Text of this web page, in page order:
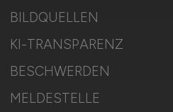
BILDQUELLEN
KI-TRANSPARENZ
BESCHWERDEN
MELDESTELLE